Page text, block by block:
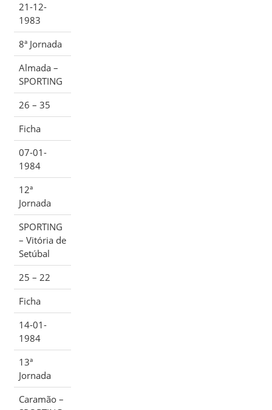
21-12-
1983
8ª Jornada
Almada –
SPORTING
26 – 35
Ficha
07-01-
1984
12ª
Jornada
SPORTING
– Vitória de
Setúbal
25 – 22
Ficha
14-01-
1984
13ª
Jornada
Caramão –